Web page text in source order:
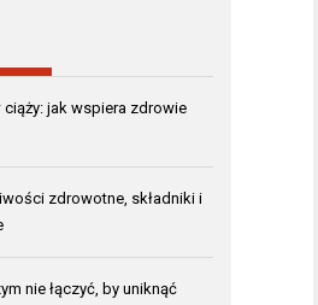
jak wspiera zdrowie
zdrowotne, składniki i
nie łączyć, by uniknąć